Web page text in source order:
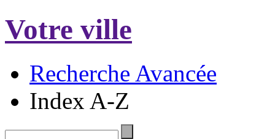
Votre ville
Recherche Avancée
Index A-Z